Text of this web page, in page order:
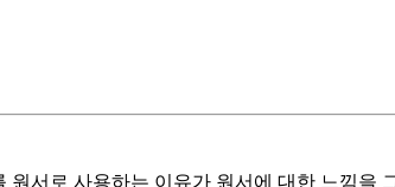
서로 사용하는 이유가 원서에 대한 느낌